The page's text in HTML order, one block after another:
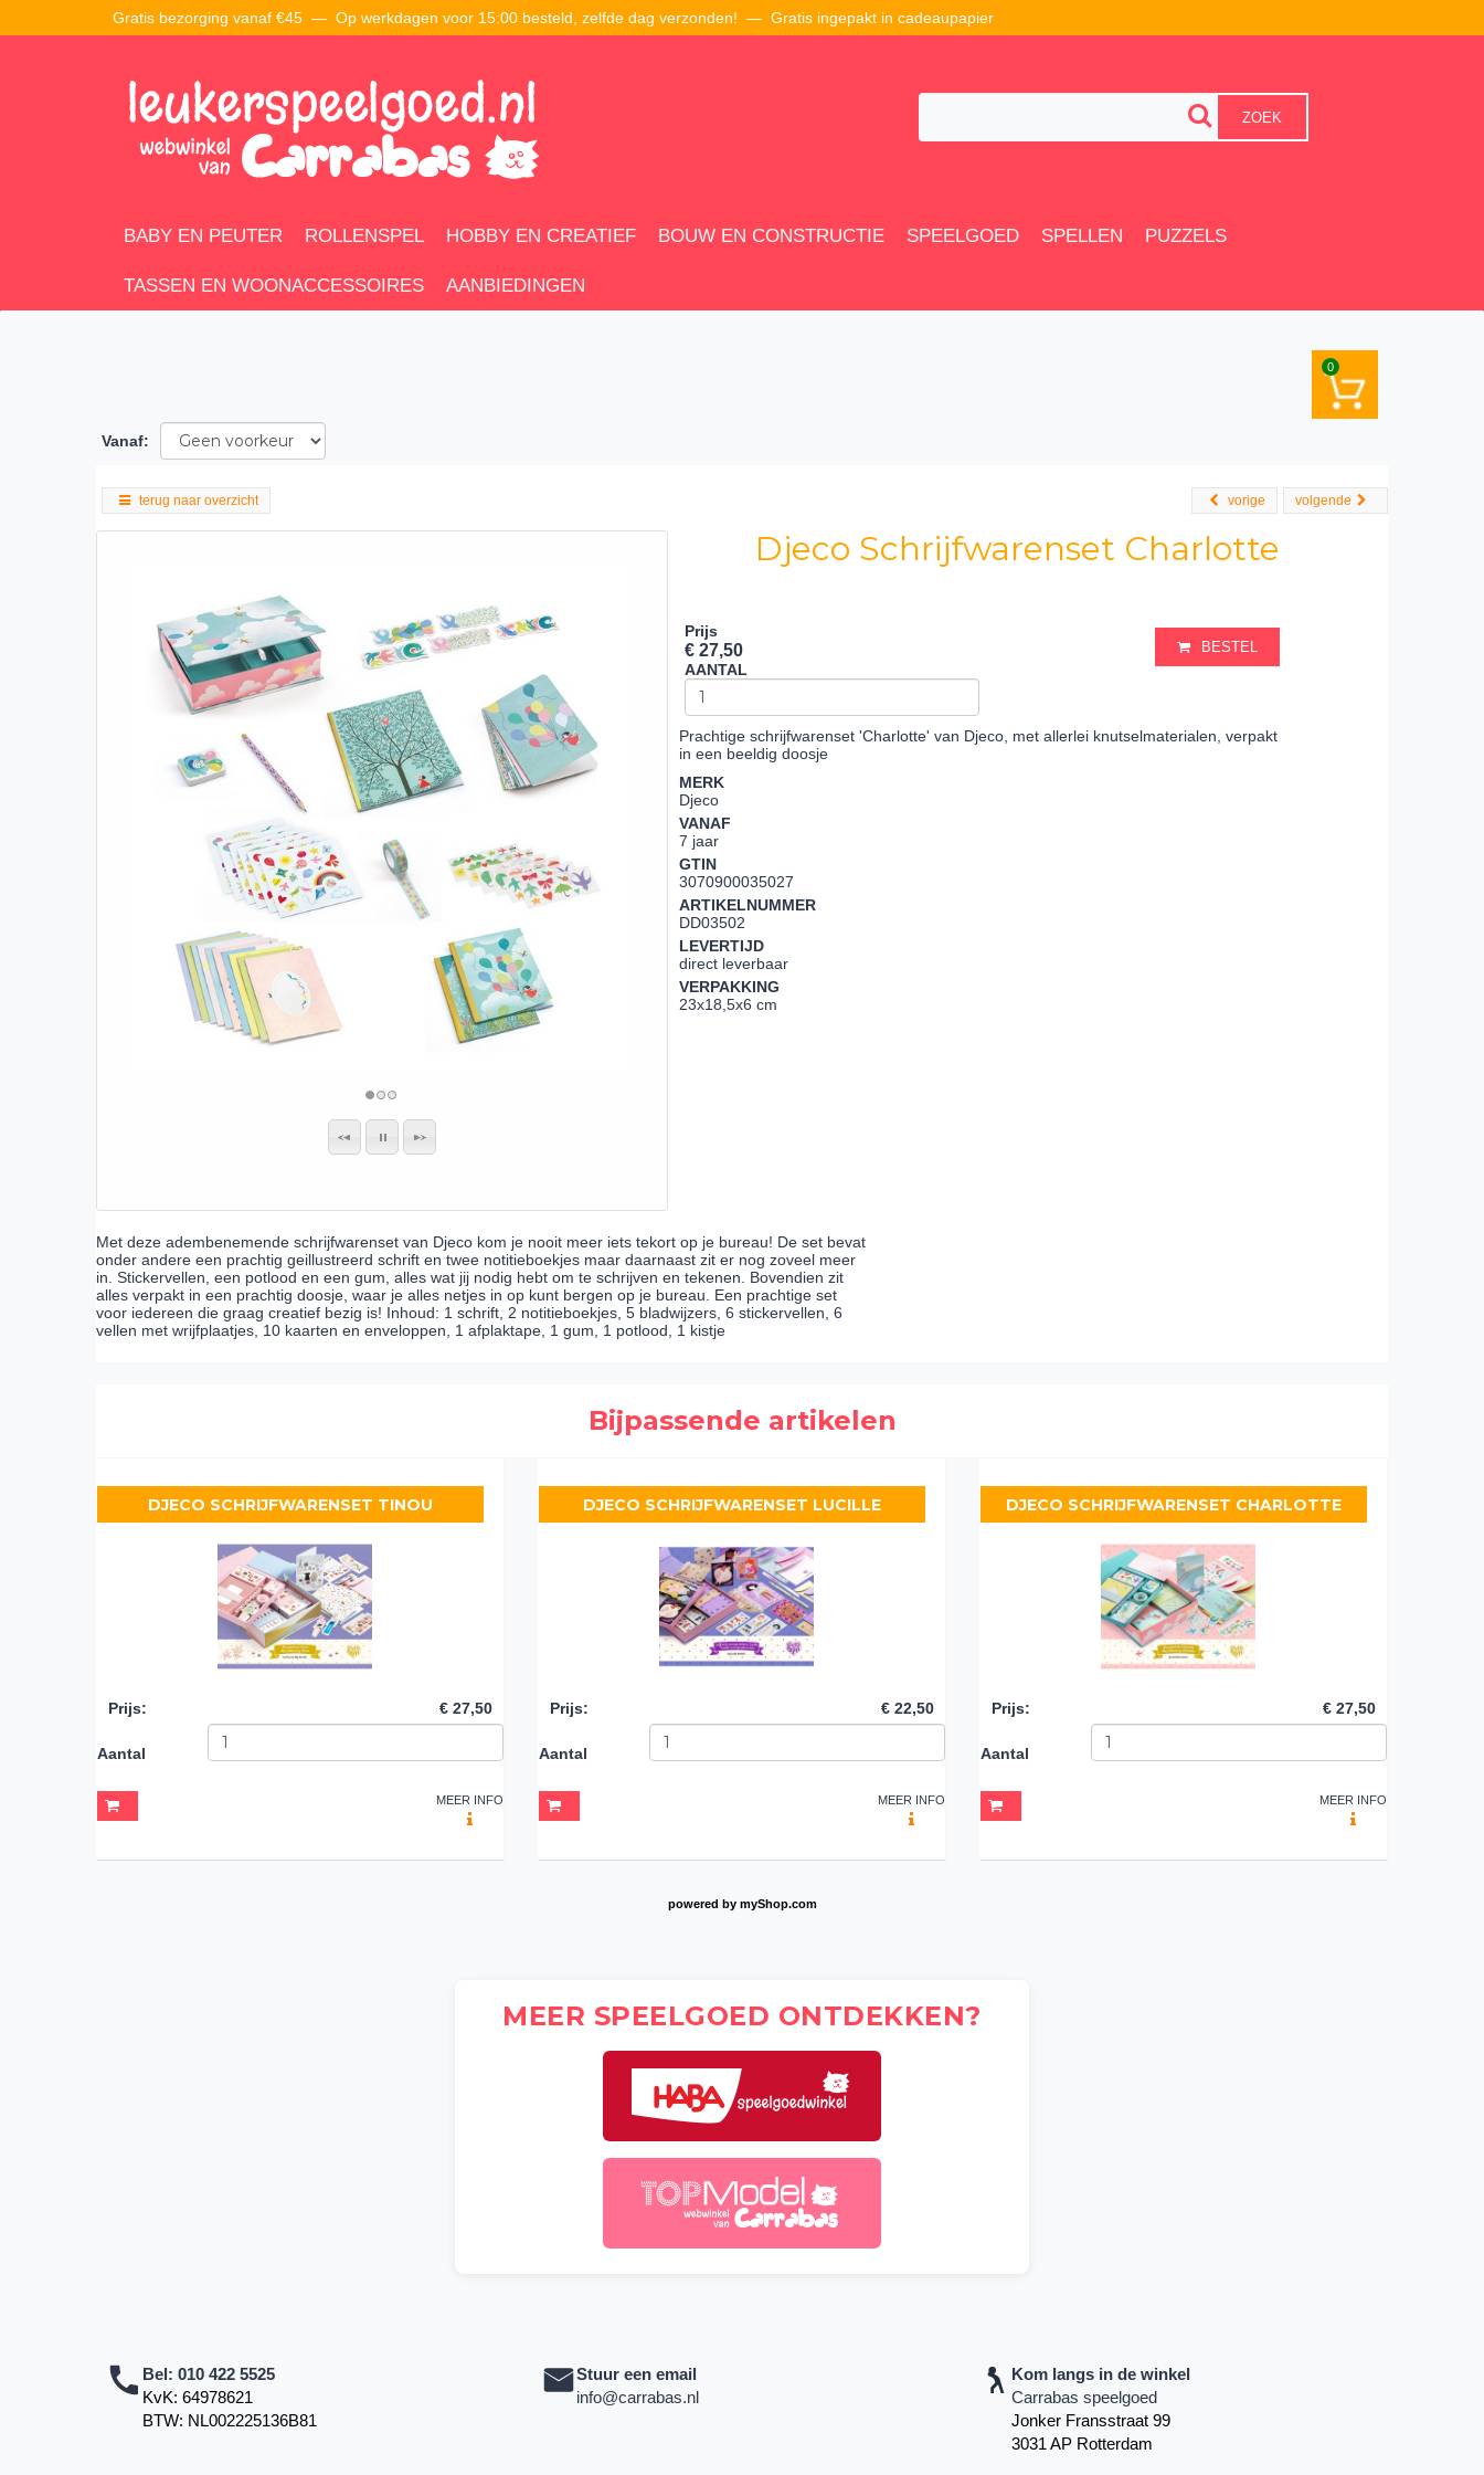
Gratis bezorging vanaf €45 — Op werkdagen voor 15:00 besteld, zelfde dag verzonden! — Gratis ingepakt in cadeaupapier
ZOEK
BABY EN PEUTER ROLLENSPEL HOBBY EN CREATIEF BOUW EN CONSTRUCTIE SPEELGOED SPELLEN PUZZELS
TASSEN EN WOONACCESSOIRES AANBIEDINGEN
0
Vanaf:
terug naar overzicht volgende
vorige
Djeco Schrijfwarenset Charlotte
Prijs
€ 27,50
AANTAL
BESTEL
Prachtige schrijfwarenset 'Charlotte' van Djeco, met allerlei knutselmaterialen, verpakt
in een beeldig doosje
MERK
Djeco
VANAF
7 jaar
GTIN
3070900035027
ARTIKELNUMMER
DD03502
LEVERTIJD
direct leverbaar
VERPAKKING
23x18,5x6 cm
Met deze adembenemende schrijfwarenset van Djeco kom je nooit meer iets tekort op je bureau! De set bevat
onder andere een prachtig geillustreerd schrift en twee notitieboekjes maar daarnaast zit er nog zoveel meer
in. Stickervellen, een potlood en een gum, alles wat jij nodig hebt om te schrijven en tekenen. Bovendien zit
alles verpakt in een prachtig doosje, waar je alles netjes in op kunt bergen op je bureau. Een prachtige set
voor iedereen die graag creatief bezig is! Inhoud: 1 schrift, 2 notitieboekjes, 5 bladwijzers, 6 stickervellen, 6
vellen met wrijfplaatjes, 10 kaarten en enveloppen, 1 afplaktape, 1 gum, 1 potlood, 1 kistje
Bijpassende artikelen
DJECO SCHRIJFWARENSET TINOU
Prijs: € 27,50
Aantal
MEER INFO
DJECO SCHRIJFWARENSET LUCILLE
Prijs: € 22,50
Aantal
MEER INFO
DJECO SCHRIJFWARENSET CHARLOTTE
Prijs: € 27,50
Aantal
MEER INFO
powered by myShop.com
MEER SPEELGOED ONTDEKKEN?
Bel: 010 422 5525
KvK: 64978621
BTW: NL002225136B81
Stuur een email
info@carrabas.nl
Kom langs in de winkel
Carrabas speelgoed
Jonker Fransstraat 99
3031 AP Rotterdam